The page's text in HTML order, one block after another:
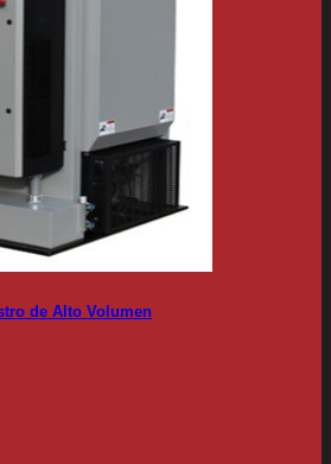
de Alto Volumen